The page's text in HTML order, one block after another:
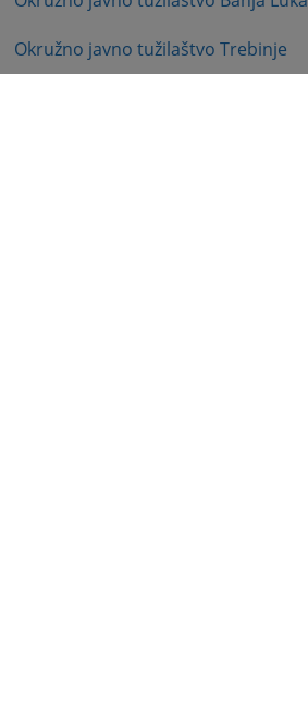
Okružno javno tužilaštvo Trebinje